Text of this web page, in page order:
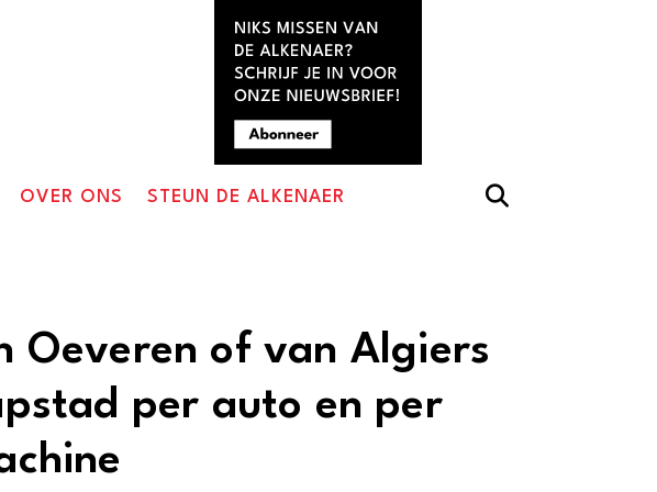
OVER ONS STEUN DE ALKENAER
Oeveren of van Algiers
per auto en per